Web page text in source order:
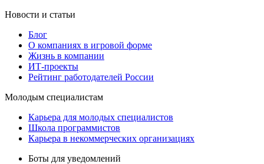
Новости и статьи
Блог
О компаниях в игровой форме
Жизнь в компании
ИТ-проекты
Рейтинг работодателей России
Молодым специалистам
Карьера для молодых специалистов
Школа программистов
Карьера в некоммерческих организациях
Боты для уведомлений